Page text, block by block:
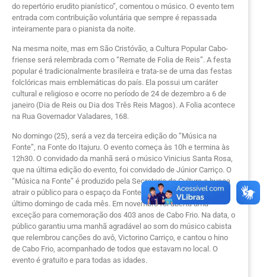
do repertório erudito pianístico”, comentou o músico. O evento tem
entrada com contribuição voluntária que sempre é repassada
inteiramente para o pianista da noite.
Na mesma noite, mas em São Cristóvão, a Cultura Popular Cabo-
friense será relembrada com o “Remate de Folia de Reis”. A festa
popular é tradicionalmente brasileira e trata-se de uma das festas
folclóricas mais emblemáticas do país. Ela possui um caráter
cultural e religioso e ocorre no período de 24 de dezembro a 6 de
janeiro (Dia de Reis ou Dia dos Três Reis Magos). A Folia acontece
na Rua Governador Valadares, 168.
No domingo (25), será a vez da terceira edição do “Música na
Fonte”, na Fonte do Itajuru. O evento começa às 10h e termina às
12h30. O convidado da manhã será o músico Vinicius Santa Rosa,
que na última edição do evento, foi convidado de Júnior Carriço. O
“Música na Fonte” é produzido pela Secretaria de Cultura e busca
atrair o público para o espaço da Fonte do Itajuru no primeiro e
último domingo de cada mês. Em novembro foi aberta uma
exceção para comemoração dos 403 anos de Cabo Frio. Na data, o
público garantiu uma manhã agradável ao som do músico cabista
que relembrou canções do avô, Victorino Carriço, e cantou o hino
de Cabo Frio, acompanhado de todos que estavam no local. O
evento é gratuito e para todas as idades.